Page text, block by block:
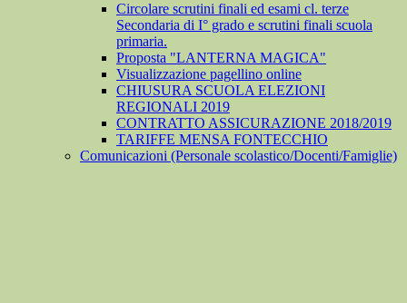
Circolare scrutini finali ed esami cl. terze
Secondaria di I° grado e scrutini finali scuola
primaria.
Proposta "LANTERNA MAGICA"
Visualizzazione pagellino online
CHIUSURA SCUOLA ELEZIONI
REGIONALI 2019
CONTRATTO ASSICURAZIONE 2018/2019
TARIFFE MENSA FONTECCHIO
Comunicazioni (Personale scolastico/Docenti/Famiglie)